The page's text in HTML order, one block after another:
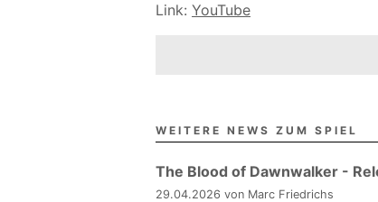
Link: YouTube
WEITERE NEWS ZUM SPIEL
The Blood of Dawnwalker -
29.04.2026 von Marc Friedrichs